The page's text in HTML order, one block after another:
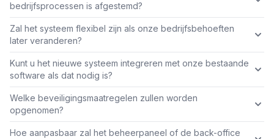
bedrijfsprocessen is afgestemd?
Zal het systeem flexibel zijn als onze bedrijfsbehoeften
later veranderen?
Kunt u het nieuwe systeem integreren met onze bestaande
software als dat nodig is?
Welke beveiligingsmaatregelen zullen worden
opgenomen?
Hoe aanpasbaar zal het beheerpaneel of de back-office